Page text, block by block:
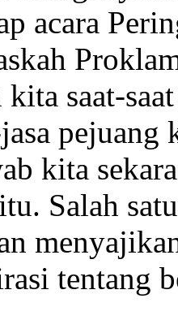
acara
saat-
kita
Salah
tentang